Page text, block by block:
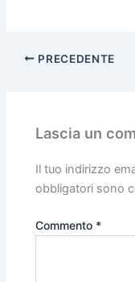
PRECEDENTE
Lascia un
Il tuo indirizzo
obbligatori sono
Commento *